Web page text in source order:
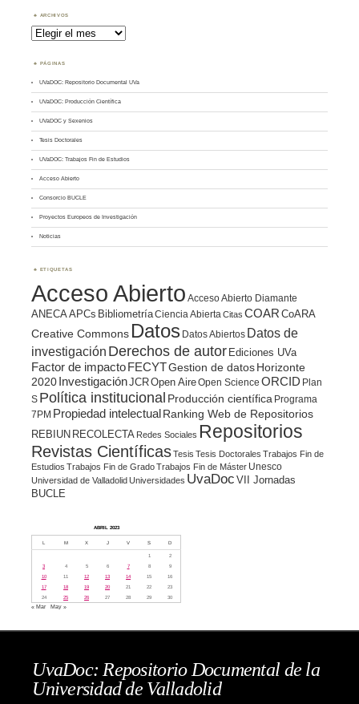
ARCHIVOS
Archivos
PÁGINAS
UVaDOC: Repositorio Documental UVa
UVaDOC: Producción Científica
UVaDOC y Sexenios
Tesis Doctorales
UVaDOC: Trabajos Fin de Estudios
Acceso Abierto
Consorcio BUCLE
Proyectos Europeos de Investigación
Noticias
ETIQUETAS
Acceso Abierto Acceso Abierto Diamante
ANECAAPCs BibliometríaCiencia Abierta Citas COAR CoARA
Creative Commons Datos Datos Abiertos Datos de
investigación Derechos de autor Ediciones UVa
Factor de impacto FECYTGestion de datosHorizonte
2020 InvestigaciónJCROpen AireOpen Science ORCID Plan
S Política institucional Producción científica Programa
7PM Propiedad intelectual Ranking Web de Repositorios
REBIUN RECOLECTA Redes Sociales Repositorios
Revistas CientíficasTesis Tesis Doctorales Trabajos Fin de
Estudios Trabajos Fin de GradoTrabajos Fin de Máster Unesco
Universidad de Valladolid Universidades UvaDoc VII Jornadas
BUCLE
ABRIL 2023
L M X J V S D
1
2
3
4 5 6 7 8
9
10
11 12 13 14 15
16
17
18 19 20 21 22
23
24
25 26 27 28 29 30
« Mar May »
UvaDoc: Repositorio Documental de la
Universidad de Valladolid